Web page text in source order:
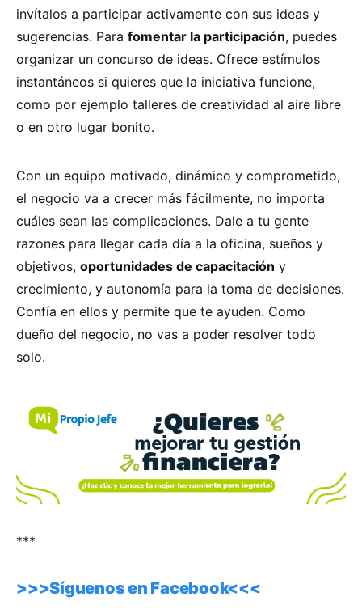
invítalos a participar activamente con sus ideas y
sugerencias. Para fomentar la participación, puedes
organizar un concurso de ideas. Ofrece estímulos
instantáneos si quieres que la iniciativa funcione,
como por ejemplo talleres de creatividad al aire libre
o en otro lugar bonito.
Con un equipo motivado, dinámico y comprometido,
el negocio va a crecer más fácilmente, no importa
cuáles sean las complicaciones. Dale a tu gente
razones para llegar cada día a la oficina, sueños y
objetivos, oportunidades de capacitación y
crecimiento, y autonomía para la toma de decisiones.
Confía en ellos y permite que te ayuden. Como
dueño del negocio, no vas a poder resolver todo
solo.
***
>>>Síguenos en Facebook<<<